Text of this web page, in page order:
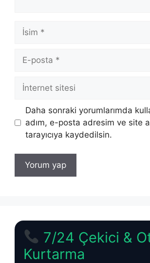
İsim
posta
İnternet
Daha sonraki yorumlarımda
adım, e-posta adresim ve site
tarayıcıya kaydedilsin.
7/24 Çekici &
Kurtarma